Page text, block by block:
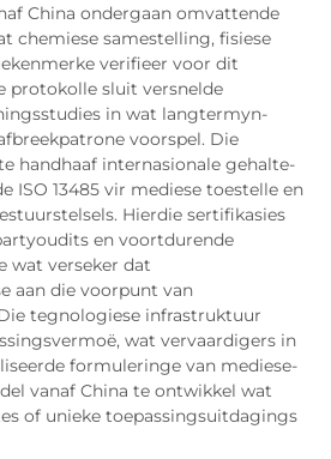
China ondergaan omvattende
chemiese samestelling, fisiese
verifieer voor dit
protokolle sluit versnelde
in wat langtermyn-
voorspel. Die
handhaaf internasionale gehalte-
ISO 13485 vir mediese toestelle en
Hierdie sertifikasies
en voortdurende
wat verseker dat
aan die voorpunt van
tegnologiese infrastruktuur
wat vervaardigers in
formuleringe van mediese-
vanaf China te ontwikkel wat
of unieke toepassingsuitdagings